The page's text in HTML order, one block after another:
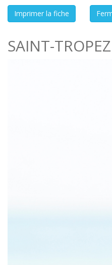
SAINT-TROPEZ